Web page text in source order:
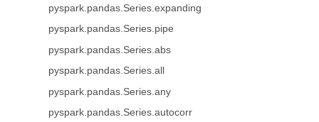
pyspark.pandas.Series.expanding
pyspark.pandas.Series.pipe
pyspark.pandas.Series.abs
pyspark.pandas.Series.all
pyspark.pandas.Series.any
pyspark.pandas.Series.autocorr